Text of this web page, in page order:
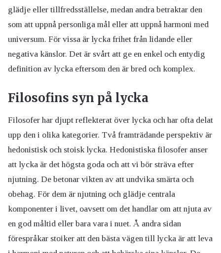
glädje eller tillfredsställelse, medan andra betraktar den
som att uppnå personliga mål eller att uppnå harmoni med
universum. För vissa är lycka frihet från lidande eller
negativa känslor. Det är svårt att ge en enkel och entydig
definition av lycka eftersom den är bred och komplex.
Filosofins syn på lycka
Filosofer har djupt reflekterat över lycka och har ofta delat
upp den i olika kategorier. Två framträdande perspektiv är
hedonistisk och stoisk lycka. Hedonistiska filosofer anser
att lycka är det högsta goda och att vi bör sträva efter
njutning. De betonar vikten av att undvika smärta och
obehag. För dem är njutning och glädje centrala
komponenter i livet, oavsett om det handlar om att njuta av
en god måltid eller bara vara i nuet. Å andra sidan
förespråkar stoiker att den bästa vägen till lycka är att leva